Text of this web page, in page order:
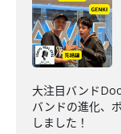
大注目バンド
バンドの進化、
しました！